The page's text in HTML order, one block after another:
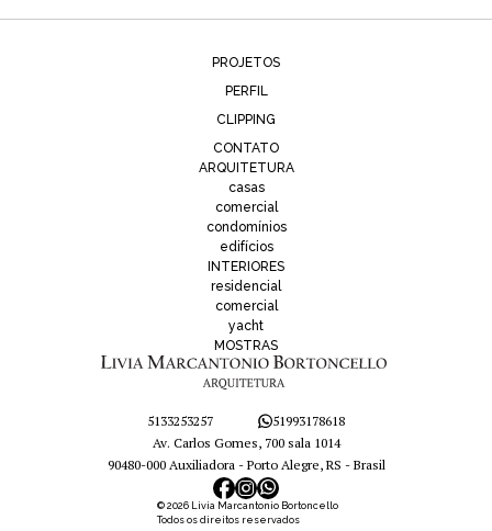
PROJETOS
PERFIL
CLIPPING
CONTATO
ARQUITETURA
casas
comercial
condomínios
edifícios
INTERIORES
residencial
comercial
yacht
MOSTRAS
5133253257
51993178618
Av. Carlos Gomes, 700 sala 1014
90480-000 Auxiliadora - Porto Alegre, RS - Brasil
© 2026 Livia Marcantonio Bortoncello
Todos os direitos reservados